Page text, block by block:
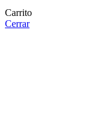
Carrito
Cerrar